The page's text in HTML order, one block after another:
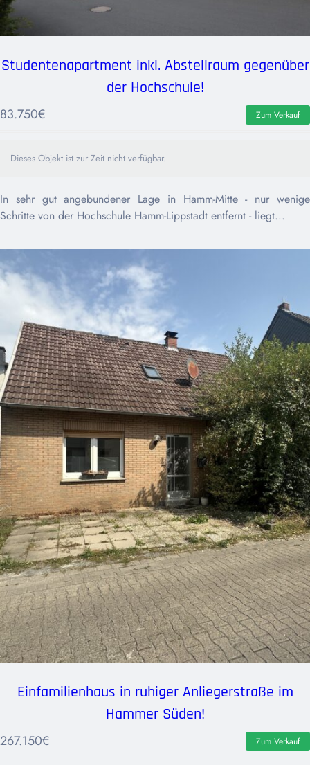
Studentenapartment inkl. Abstellraum gegenüber
der Hochschule!
83.750€ Zum Verkauf
Dieses Objekt ist zur Zeit nicht verfügbar.
In sehr gut angebundener Lage in Hamm-Mitte - nur wenige
Schritte von der Hochschule Hamm-Lippstadt entfernt - liegt...
Einfamilienhaus in ruhiger Anliegerstraße im
Hammer Süden!
267.150€ Zum Verkauf